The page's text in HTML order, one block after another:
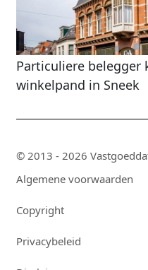
Particuliere belegger
winkelpand in Sneek
© 2013 - 2026
Algemene voorwaarden
Copyright
Privacybeleid